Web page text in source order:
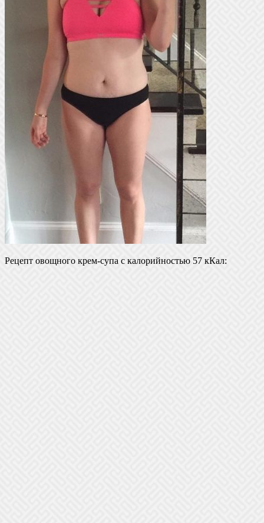
Рецепт овощного крем-супа с калорийностью 57 кКал: